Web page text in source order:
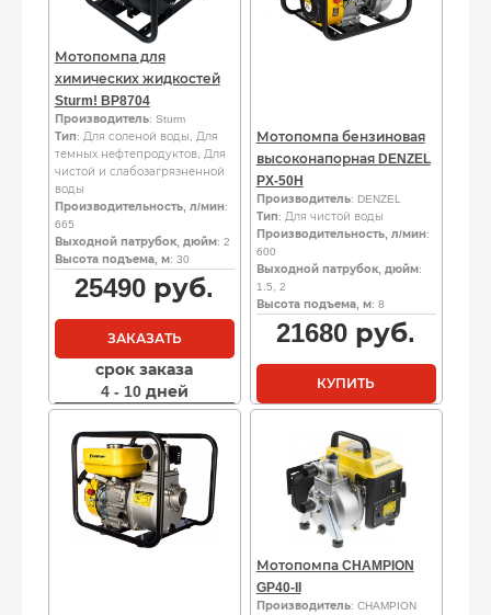
Мотопомпа для
химических жидкостей
Sturm! BP8704
Производитель: Sturm
Тип: Для соленой воды, Для
темных нефтепродуктов, Для
чистой и слабозагрязненной
воды
Производительность, л/мин:
665
Выходной патрубок, дюйм: 2
Высота подъема, м: 30
25490 руб.
ЗАКАЗАТЬ
срок заказа
4 - 10 дней
Мотопомпа бензиновая
высоконапорная DENZEL
PX-50H
Производитель: DENZEL
Тип: Для чистой воды
Производительность, л/мин:
600
Выходной патрубок, дюйм:
1.5, 2
Высота подъема, м: 8
21680 руб.
КУПИТЬ
Мотопомпа CHAMPION
GP40-II
Производитель: CHAMPION